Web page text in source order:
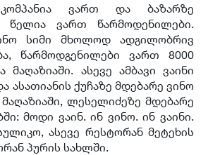
ვართ და ბაზარზე
ვართ წარმოდენილები.
სიმი მხოლოდ ადგილობრივ
წარმოდგენილები ვართ 8000
ასევე ამბავი ვაინი
ასათიანის ქუჩაზე მდებარე ვინო
ლესელიძეზე მდებარე
მოდი ვაინ. ინ ვინო. ინ ვაინი.
ასევე რესტორან მეტეხის
პურის სახლში.